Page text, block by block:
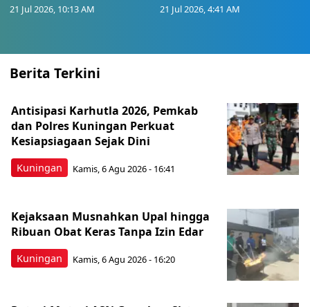
21 Jul 2026, 10:13 AM 21 Jul 2026, 4:41 AM
Berita Terkini
Kuningan
Antisipasi Karhutla 2026, Pemkab
dan Polres Kuningan Perkuat
Kesiapsiagaan Sejak Dini
Kamis, 6 Agu 2026 - 16:41
Kuningan
Kejaksaan Musnahkan Upal hingga
Ribuan Obat Keras Tanpa Izin Edar
Kamis, 6 Agu 2026 - 16:20